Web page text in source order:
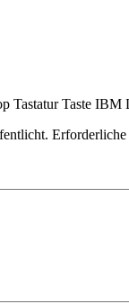
Tastatur Taste